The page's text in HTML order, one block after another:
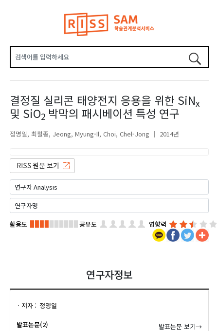
결정질 실리콘 태양전지 응용을 위한 SiNx
및 SiO2박막의 패시베이션 특성 연구
정명일 최철종 Jeong, Myung-Il Choi, Chel-Jong 2014년
활용도 공유도 영향력
연구자정보
저자 정명일
발표논문(2) 발표논문 보기→